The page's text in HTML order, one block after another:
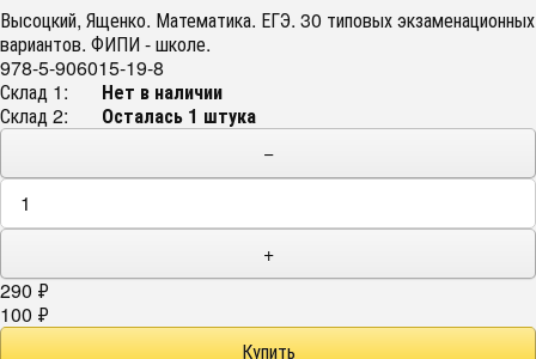
Высоцкий, Ященко. Математика. ЕГЭ. 30 типовых экзаменационных
вариантов. ФИПИ - школе.
978-5-906015-19-8
Склад 1:
Нет в наличии
Склад 2:
Осталась 1 штука
−
+
290 ₽
100 ₽